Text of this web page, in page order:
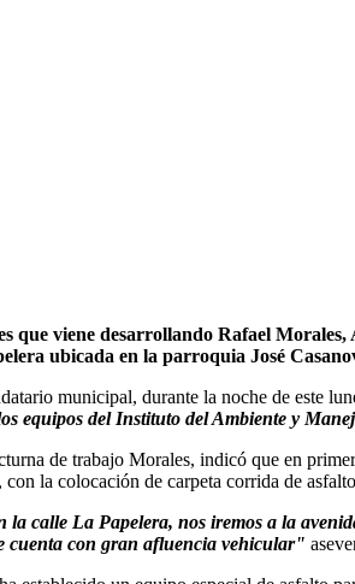
que viene desarrollando Rafael
ubicada en la parroquia José
municipal, durante la noche de este
equipos del Instituto del Ambiente y
de trabajo Morales, indicó que en
la colocación de carpeta corrida de
la calle La Papelera, nos iremos a la
cuenta con gran afluencia vehicular"